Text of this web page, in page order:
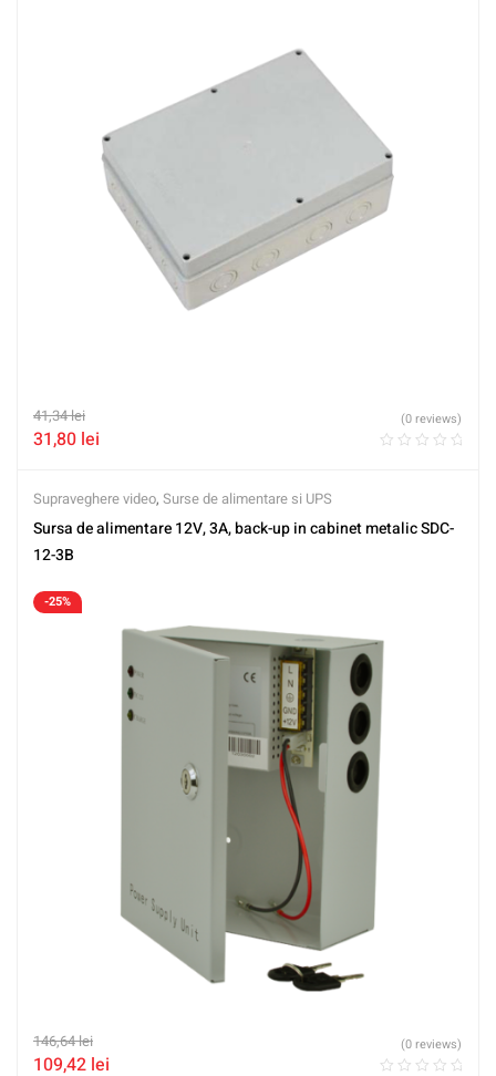
41,34lei
31,80 lei
(0 reviews)
Supraveghere video, Surse de alimentare si UPS
Sursa de alimentare 12V, 3A, back-up in cabinet metalic SDC-
12-3B
-25%
146,64lei
109,42 lei
(0 reviews)